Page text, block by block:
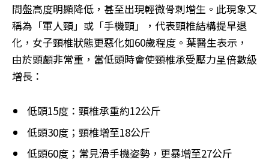
間盤高度明顯降低，甚至出現輕微骨刺增生。此現象又
稱為「軍人頸」或「手機頸」，代表頸椎結構提早退
化，女子頸椎狀態更惡化如60歲程度。葉醫生表示，
由於頭顱非常重，當低頭時會使頸椎承受壓力呈倍數級
增長：
低頭15度：頸椎承重約12公斤
低頭30度；頸椎增至18公斤
低頭60度；常見滑手機姿勢，更暴增至27公斤